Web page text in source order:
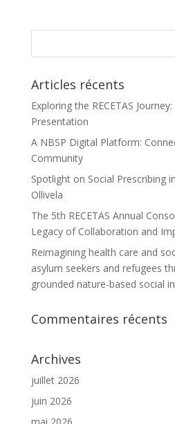
Articles récents
Exploring the RECETAS
Presentation
A NBSP Digital Platform:
Community
Spotlight on Social Prescribing
Ollivela
The 5th RECETAS Annual
Legacy of Collaboration and
Reimagining health care and
asylum seekers and refugees
grounded nature-based social
Commentaires récents
Archives
juillet 2026
juin 2026